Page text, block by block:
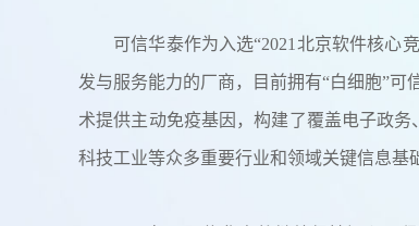
可信华泰作为入选“2021北京软件核心
发与服务能力的厂商，目前拥有“白细胞”可
术提供主动免疫基因，构建了覆盖电子政
科技工业等众多重要行业和领域关键信息基